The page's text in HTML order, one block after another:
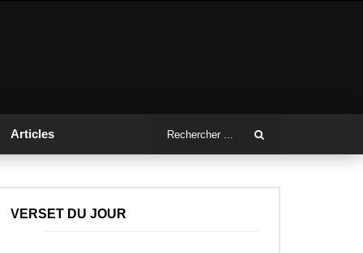
Articles
VERSET DU JOUR